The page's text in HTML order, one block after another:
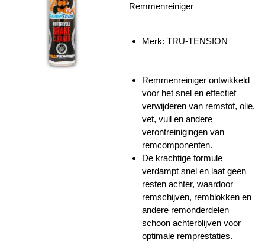
Remmenreiniger
Merk: TRU-TENSION
Remmenreiniger ontwikkeld
voor het snel en effectief
verwijderen van remstof, olie,
vet, vuil en andere
verontreinigingen van
remcomponenten.
De krachtige formule
verdampt snel en laat geen
resten achter, waardoor
remschijven, remblokken en
andere remonderdelen
schoon achterblijven voor
optimale remprestaties.